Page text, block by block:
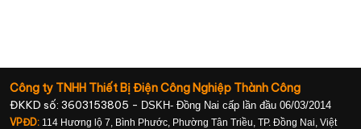
Công ty TNHH Thiết Bị Điện Công Nghiệp Thành Công
ĐKKD số: 3603153805 - DSKH- Đồng Nai cấp lần đầu 06/03/2014
VPĐD: 114 Hương lộ 7, Bình Phước, Phường Tân Triều, TP. Đồng Nai, Việt